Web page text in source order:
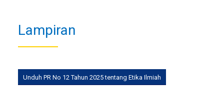
Lampiran
Unduh PR No 12 Tahun 2025 tentang Etika Ilmiah